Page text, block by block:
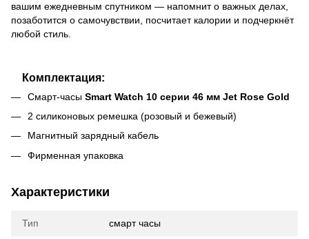
вашим ежедневным спутником — напомнит о важных делах,
позаботится о самочувствии, посчитает калории и подчеркнёт
любой стиль.
Комплектация:
Смарт-часы Smart Watch 10 серии 46 мм Jet Rose Gold
2 силиконовых ремешка (розовый и бежевый)
Магнитный зарядный кабель
Фирменная упаковка
Характеристики
Тип смарт часы